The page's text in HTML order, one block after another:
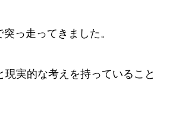
っ走ってきました。
現実的な考えを持っていること